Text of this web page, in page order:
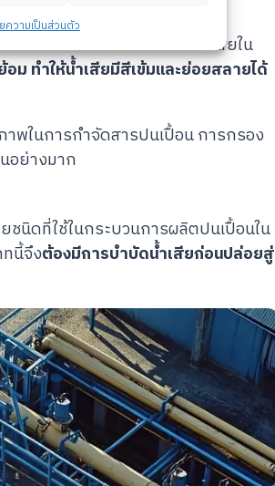
ความเป็นส่วนตัว
ต ทำให้มีการปนเปื้อนของน้ำเสียใน
ม ทำให้น้ำเสียมีสีเข้มและย่อยสลายได้
พในการกำจัดสารปนเปื้อน การกรอง
อย่างมาก
ชนิดที่ใช้ในกระบวนการผลิตปนเปื้อนใน
นี้จึงต้องมีการบำบัดน้ำเสียก่อนปล่อยสู่